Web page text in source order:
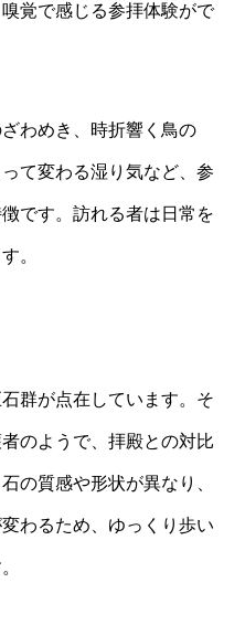
覚で感じる参拝体験がで
わめき、時折響く鳥の
て変わる湿り気など、参
です。訪れる者は日常を
。
群が点在しています。そ
のようで、拝殿との対比
の質感や形状が異なり、
わるため、ゆっくり歩い